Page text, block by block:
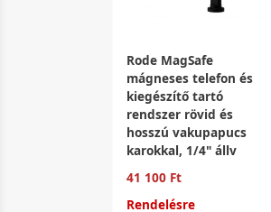
Rode MagSafe
mágneses telefon és
kiegészítő tartó
rendszer rövid és
hosszú vakupapucs
karokkal, 1/4" állv
41 100 Ft
Rendelésre